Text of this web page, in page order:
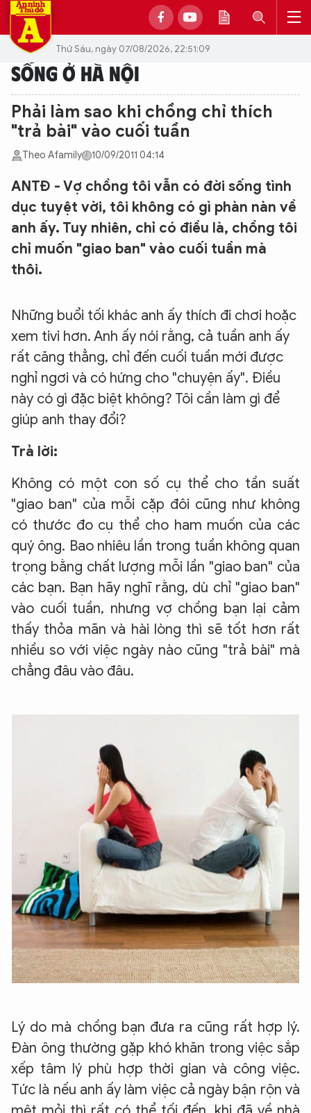
Thứ Sáu, ngày 07/08/2026, 22:51:09
SỐNG Ở HÀ NỘI
Phải làm sao khi chồng chỉ thích
"trả bài" vào cuối tuần
Theo Afamily 10/09/2011 04:14
ANTĐ - Vợ chồng tôi vẫn có đời sống tình
dục tuyệt vời, tôi không có gì phàn nàn về
anh ấy. Tuy nhiên, chỉ có điều là, chồng tôi
chỉ muốn "giao ban" vào cuối tuần mà
thôi.
Những buổi tối khác anh ấy thích đi chơi hoặc
xem tivi hơn. Anh ấy nói rằng, cả tuần anh ấy
rất căng thẳng, chỉ đến cuối tuần mới được
nghỉ ngơi và có hứng cho "chuyện ấy". Điều
này có gì đặc biệt không? Tôi cần làm gì để
giúp anh thay đổi?
Trả lời:
Không có một con số cụ thể cho tần suất
"giao ban" của mỗi cặp đôi cũng như không
có thước đo cụ thể cho ham muốn của các
quý ông. Bao nhiêu lần trong tuần không quan
trọng bằng chất lượng mỗi lần "giao ban" của
các bạn. Bạn hãy nghĩ rằng, dù chỉ "giao ban"
vào cuối tuần, nhưng vợ chồng bạn lại cảm
thấy thỏa mãn và hài lòng thì sẽ tốt hơn rất
nhiều so với việc ngày nào cũng "trả bài" mà
chẳng đâu vào đâu.
Lý do mà chồng bạn đưa ra cũng rất hợp lý.
Đàn ông thường gặp khó khăn trong việc sắp
xếp tâm lý phù hợp thời gian và công việc.
Tức là nếu anh ấy làm việc cả ngày bận rộn và